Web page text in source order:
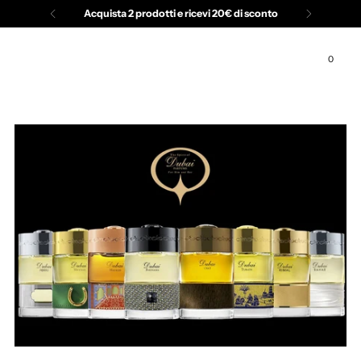
Acquista 2 prodotti e ricevi 20€ di sconto
0